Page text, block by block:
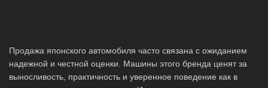
Продажа японского автомобиля часто связана с ожиданием
надежной и честной оценки. Машины этого бренда ценят за
выносливость, практичность и уверенное поведение как в